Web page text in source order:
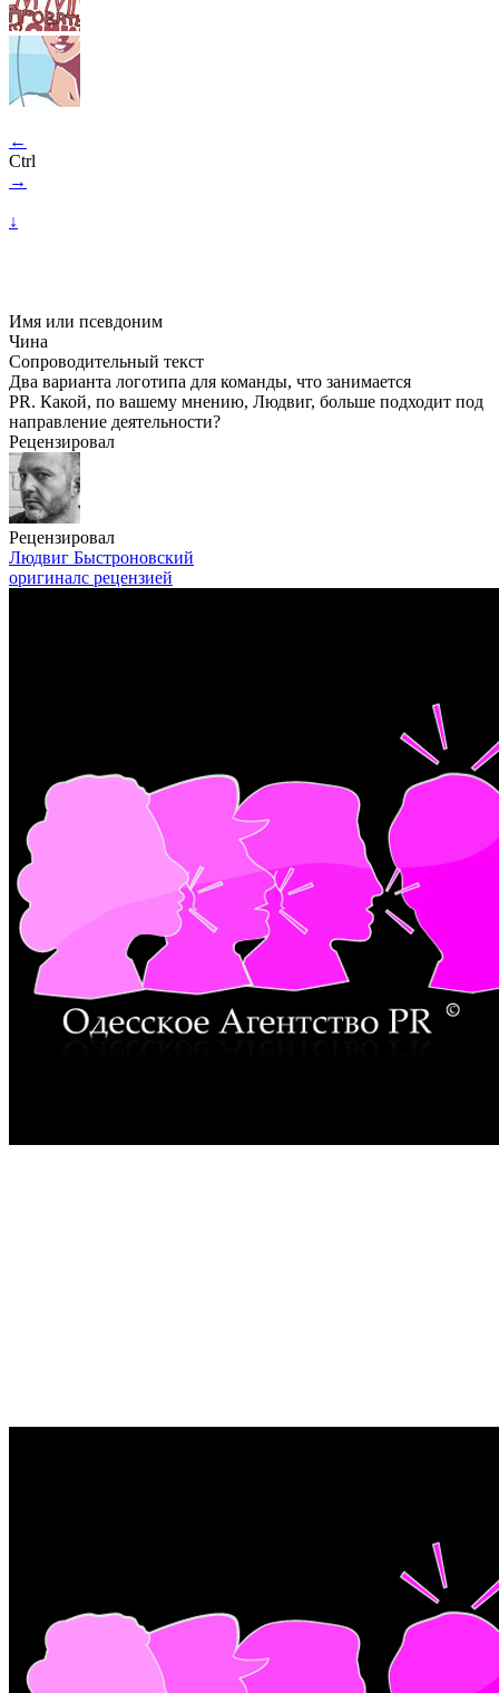
←
Ctrl
→
↓
Имя или псевдоним
Чина
Сопроводительный текст
Два варианта логотипа для команды, что занимается
PR. Какой, по вашему мнению, Людвиг, больше подходит под
направление деятельности?
Рецензировал
Рецензировал
Людвиг Быстроновский
оригиналс рецензией